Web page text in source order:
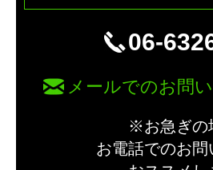
06-
メールでのお問
※お急ぎの
お電話でのお問